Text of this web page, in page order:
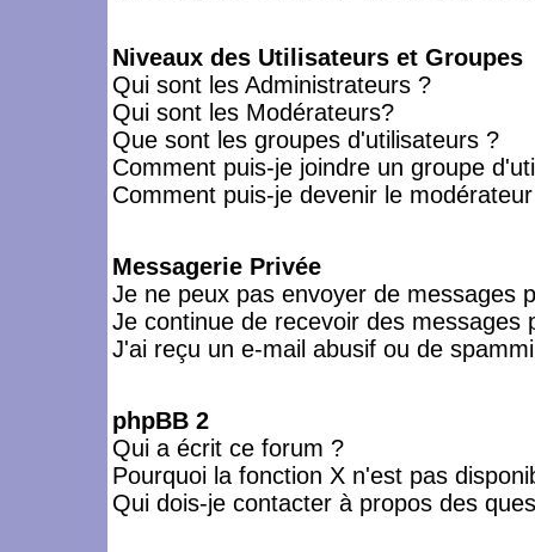
Niveaux des Utilisateurs et Groupes
Qui sont les Administrateurs ?
Qui sont les Modérateurs?
Que sont les groupes d'utilisateurs ?
Comment puis-je joindre un groupe
Comment puis-je devenir le
Messagerie Privée
Je ne peux pas envoyer de messages
Je continue de recevoir des messages
J'ai reçu un e-mail abusif ou de
phpBB 2
Qui a écrit ce forum ?
Pourquoi la fonction X n'est pas
Qui dois-je contacter à propos des